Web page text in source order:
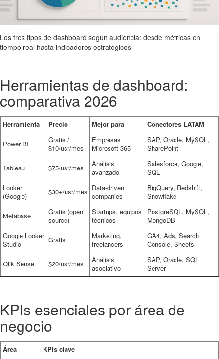
Los tres tipos de dashboard según audiencia: desde métricas en
tiempo real hasta indicadores estratégicos
Herramientas de dashboard:
comparativa 2026
Herramienta Precio Mejor para Conectores LATAM
Power BI
Gratis /
$10/usr/mes
Empresas
Microsoft 365
SAP, Oracle, MySQL,
SharePoint
Tableau $75/usr/mes
Análisis
avanzado
Salesforce, Google,
SQL
Looker
(Google)
$30+/usr/mes Data-driven
companies
BigQuery, Redshift,
Snowflake
Metabase
Gratis (open
source)
Startups, equipos
técnicos
PostgreSQL, MySQL,
MongoDB
Google Looker
Studio
Gratis
Marketing,
freelancers
GA4, Ads, Search
Console, Sheets
Qlik Sense $20/usr/mes
Análisis
asociativo
SAP, Oracle, SQL
Server
KPIs esenciales por área de
negocio
Área KPIs clave